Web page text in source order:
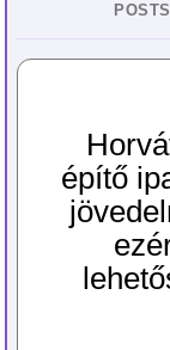
POSTS
építő